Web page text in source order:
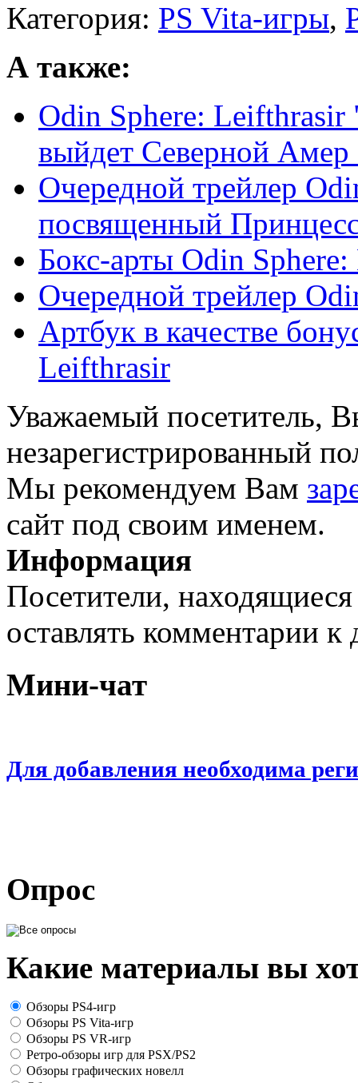
Категория: PS Vita-игры,
А также:
Odin Sphere:
выйдет Северной Амер
Очередной трейлер
посвященный
Бокс-арты Odin
Очередной трейлер
Артбук в качестве
Leifthrasir
Уважаемый посетитель,
незарегистрированный
Мы рекомендуем Вам
сайт под своим именем.
Информация
Посетители,
оставлять комментарии
Мини-чат
Для добавления необходима
Опрос
Какие материалы вы
Обзоры PS4-игр
Обзоры PS Vita-игр
Обзоры PS VR-игр
Ретро-обзоры игр для PSX/PS2
Обзоры графических новелл